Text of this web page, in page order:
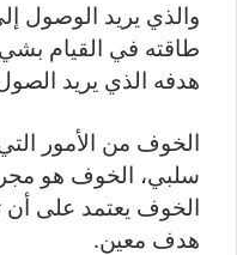
والذي يريد الوصول
طاقته في القيام
هدفه الذي يريد
الخوف من الأمور
سلبي، الخوف هو
الخوف يعتمد على
هدف معين.